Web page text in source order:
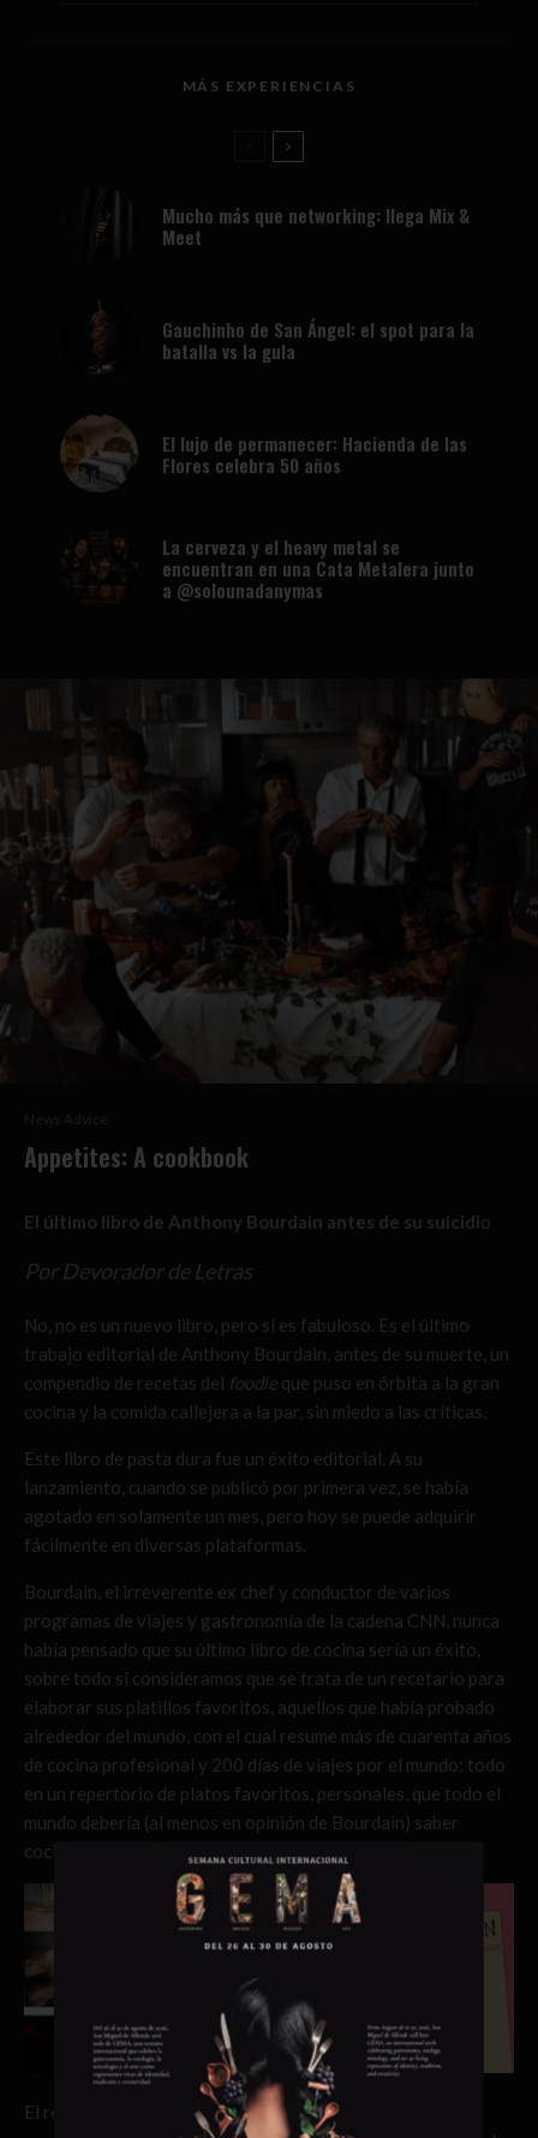
MÁS EXPERIENCIAS
Mucho más que networking: llega Mix &
Meet
Gauchinho de San Ángel: el spot para la
batalla vs la gula
El lujo de permanecer: Hacienda de las
Flores celebra 50 años
La cerveza y el heavy metal se
encuentran en una Cata Metalera junto
a @solounadanymas
Appetites: A cookbook
El último libro de Anthony Bourdain antes de su suicidio
Por Devorador de Letras
No, no es un nuevo libro, pero sí es fabuloso. Es el último
trabajo editorial de Anthony Bourdain, antes de su muerte, un
compendio de recetas del foodie que puso en órbita a la gran
cocina y la comida callejera a la par, sin miedo a las críticas.
Este libro de pasta dura fue un éxito editorial. A su
lanzamiento, cuando se publicó por primera vez, se había
agotado en solamente un mes, pero hoy se puede adquirir
fácilmente en diversas plataformas.
Bourdain, el irreverente ex chef y conductor de varios
programas de viajes y gastronomía de la cadena CNN, nunca
había pensado que su último libro de cocina sería un éxito,
sobre todo si consideramos que se trata de un recetario para
elaborar sus platillos favoritos, aquellos que había probado
alrededor del mundo, con el cual resume más de cuarenta años
de cocina profesional y 200 días de viajes por el mundo; todo
en un repertorio de platos favoritos, personales, que todo el
mundo debería (al menos en opinión de Bourdain) saber
cocinar.
El resultado es un libro de cocina casero, entretenido, que